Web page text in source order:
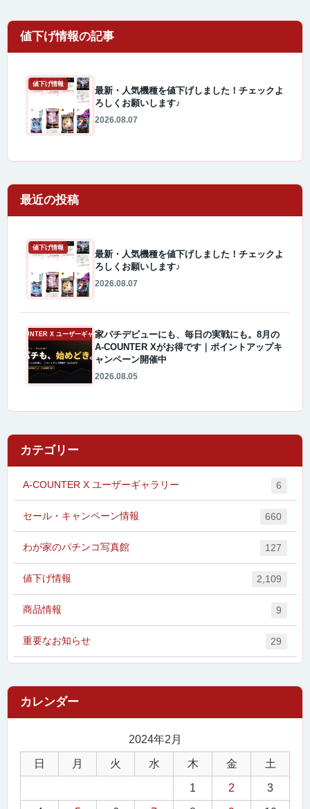
値下げ情報
最新・人気機種を値下げしました！チェックよ
ろしくお願いします♪
2026.08.07
最近の投稿
値下げ情報
最新・人気機種を値下げしました！チェックよ
ろしくお願いします♪
2026.08.07
A-COUNTER X ユーザーギャラリー家パチデビューにも、毎日の実戦にも。8月の
A-COUNTER Xがお得です｜ポイントアップキ
ャンペーン開催中
2026.08.05
カテゴリー
A-COUNTER X ユーザーギャラリー 6
セール・キャンペーン情報 660
わが家のパチンコ写真館 127
値下げ情報 2,109
商品情報 9
重要なお知らせ 29
2024年2月
日 月 火 水 木 金 土
1 2 3